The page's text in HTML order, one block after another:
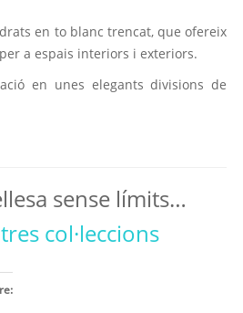
en to blanc trencat, que ofereix
a espais interiors i exteriors.
en unes elegants divisions de
sense límits…
col·leccions